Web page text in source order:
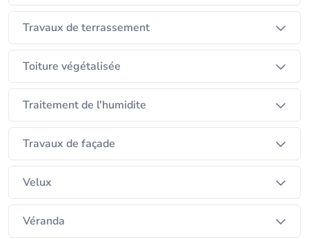
Travaux de terrassement
Toiture végétalisée
Traitement de l'humidite
Travaux de façade
Velux
Véranda